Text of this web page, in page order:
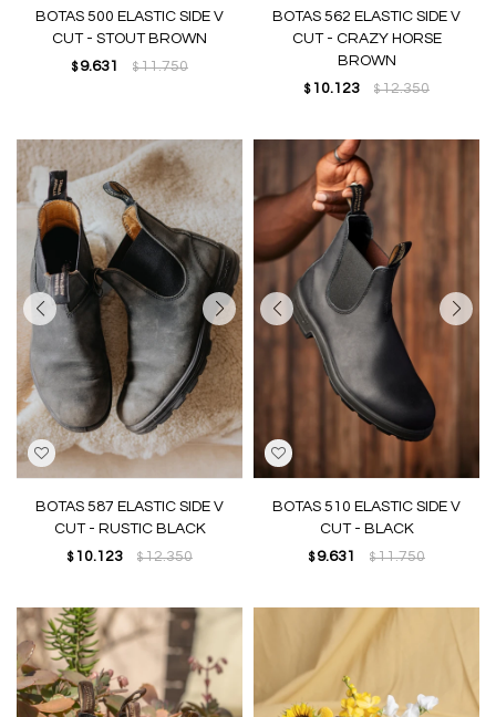
BOTAS 500 ELASTIC SIDE V
CUT - STOUT BROWN
$ 9.631 $11.750
BOTAS 562 ELASTIC SIDE V
CUT - CRAZY HORSE
BROWN
$ 10.123 $12.350
BOTAS 587 ELASTIC SIDE V
CUT - RUSTIC BLACK
$ 10.123 $12.350
BOTAS 510 ELASTIC SIDE V
CUT - BLACK
$ 9.631 $11.750